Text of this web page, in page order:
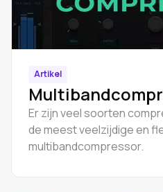
Artikel
Er zijn veel soorten
de meest veelzijdige en
multibandcompressor.